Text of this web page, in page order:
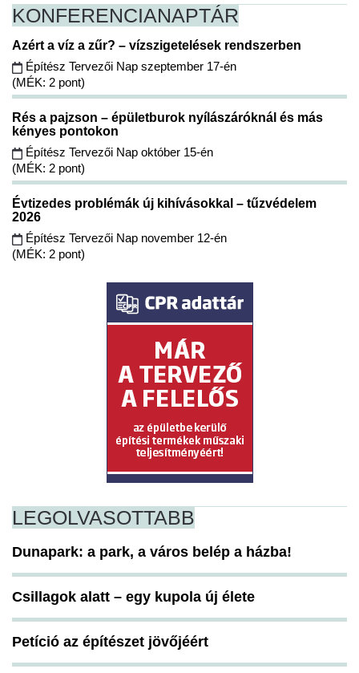
KONFERENCIANAPTÁR
Azért a víz a zűr? – vízszigetelések rendszerben
Építész Tervezői Nap szeptember 17-én
(MÉK: 2 pont)
Rés a pajzson – épületburok nyílászáróknál és más
kényes pontokon
Építész Tervezői Nap október 15-én
(MÉK: 2 pont)
Évtizedes problémák új kihívásokkal – tűzvédelem
2026
Építész Tervezői Nap november 12-én
(MÉK: 2 pont)
LEGOLVASOTTABB
Dunapark: a park, a város belép a házba!
Csillagok alatt – egy kupola új élete
Petíció az építészet jövőjéért